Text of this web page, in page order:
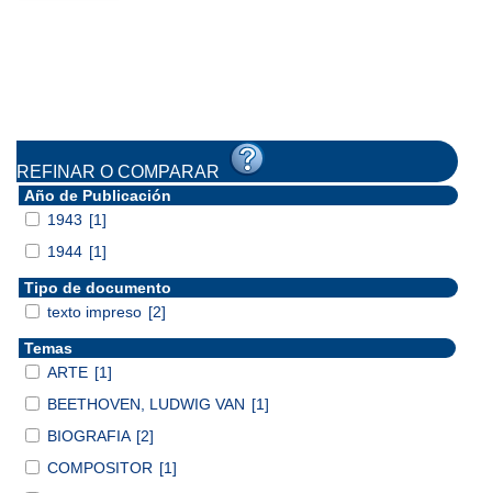
REFINAR O COMPARAR
Año de Publicación
1943 [1]
1944 [1]
Tipo de documento
texto impreso [2]
Temas
ARTE [1]
BEETHOVEN, LUDWIG VAN [1]
BIOGRAFIA [2]
COMPOSITOR [1]